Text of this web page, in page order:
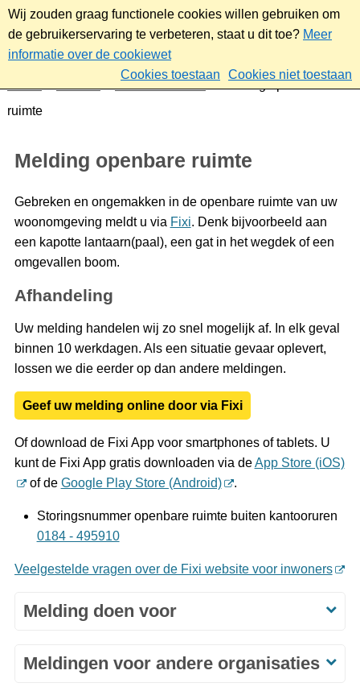
Wij zouden graag functionele cookies willen gebruiken om
de gebruikerservaring te verbeteren, staat u dit toe? Meer
informatie over de cookiewet
Cookies toestaan
Cookies niet toestaan
Melden overlast
Melding openbare
ruimte
Melding openbare ruimte
Gebreken en ongemakken in de openbare ruimte van uw
woonomgeving meldt u via Fixi. Denk bijvoorbeeld aan
een kapotte lantaarn(paal), een gat in het wegdek of een
omgevallen boom.
Afhandeling
Uw melding handelen wij zo snel mogelijk af. In elk geval
binnen 10 werkdagen. Als een situatie gevaar oplevert,
lossen we die eerder op dan andere meldingen.
Geef uw melding online door via Fixi
Of download de Fixi App voor smartphones of tablets. U
kunt de Fixi App gratis downloaden via deApp Store (iOS)
of de Google Play Store (Android) .
Storingsnummer openbare ruimte buiten kantooruren
0184 - 495910
Veelgestelde vragen over de Fixi website voor inwoners
Melding doen voor
Meldingen voor andere organisaties